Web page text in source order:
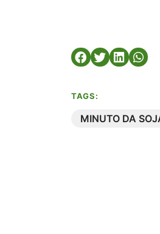
TAGS:
MINUTO DA